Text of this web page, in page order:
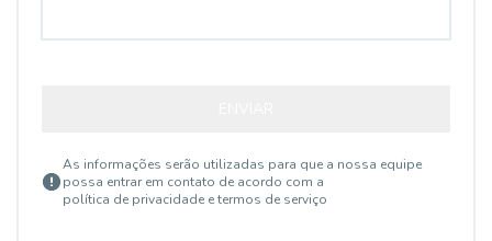
As informações serão utilizadas para que a nossa equipe
possa entrar em contato de acordo com a
política de privacidade e termos de serviço